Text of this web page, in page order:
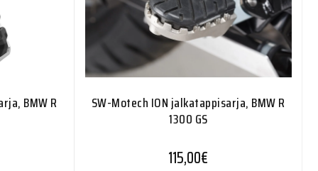
BMW R
SW-Motech ION jalkatappisarja, BMW R
1300 GS
115,00€